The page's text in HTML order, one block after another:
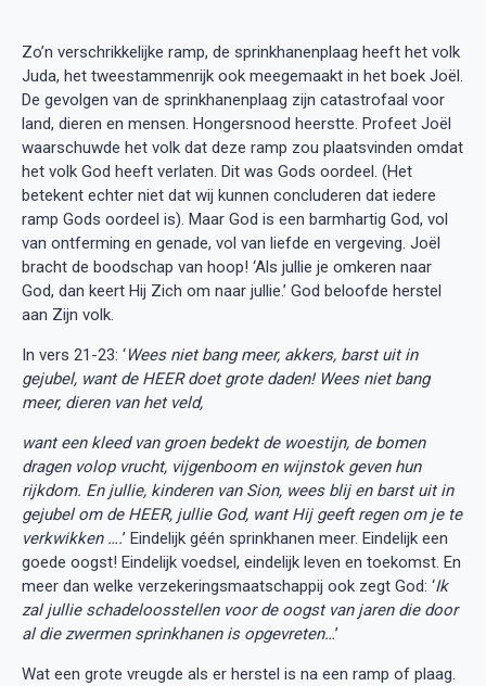
Zo’n verschrikkelijke ramp, de sprinkhanenplaag heeft het volk
Juda, het tweestammenrijk ook meegemaakt in het boek Joël.
De gevolgen van de sprinkhanenplaag zijn catastrofaal voor
land, dieren en mensen. Hongersnood heerstte. Profeet Joël
waarschuwde het volk dat deze ramp zou plaatsvinden omdat
het volk God heeft verlaten. Dit was Gods oordeel. (Het
betekent echter niet dat wij kunnen concluderen dat iedere
ramp Gods oordeel is). Maar God is een barmhartig God, vol
van ontferming en genade, vol van liefde en vergeving. Joël
bracht de boodschap van hoop! ‘Als jullie je omkeren naar
God, dan keert Hij Zich om naar jullie.’ God beloofde herstel
aan Zijn volk.
In vers 21-23: ‘Wees niet bang meer, akkers, barst uit in
gejubel, want de HEER doet grote daden! Wees niet bang
meer, dieren van het veld,
want een kleed van groen bedekt de woestijn, de bomen
dragen volop vrucht, vijgenboom en wijnstok geven hun
rijkdom. En jullie, kinderen van Sion, wees blij en barst uit in
gejubel om de HEER, jullie God, want Hij geeft regen om je te
verkwikken ….’ Eindelijk géén sprinkhanen meer. Eindelijk een
goede oogst! Eindelijk voedsel, eindelijk leven en toekomst. En
meer dan welke verzekeringsmaatschappij ook zegt God: ‘Ik
zal jullie schadeloosstellen voor de oogst van jaren die door
al die zwermen sprinkhanen is opgevreten…’
Wat een grote vreugde als er herstel is na een ramp of plaag.